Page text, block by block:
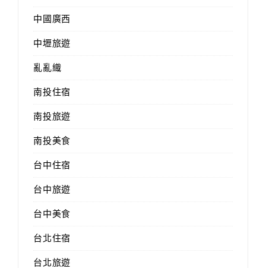
中國廣西
中壢旅遊
亂亂織
南投住宿
南投旅遊
南投美食
台中住宿
台中旅遊
台中美食
台北住宿
台北旅遊